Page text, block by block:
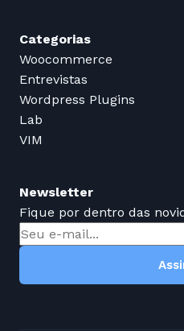
Categorias
Woocommerce
Entrevistas
Wordpress Plugins
Lab
VIM
Newsletter
Fique por dentro das